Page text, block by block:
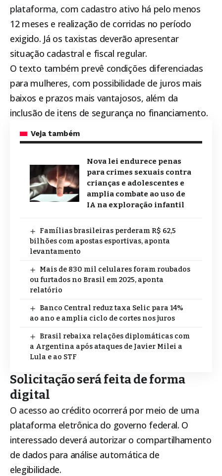
plataforma, com cadastro ativo há pelo menos
12 meses e realização de corridas no período
exigido. Já os taxistas deverão apresentar
situação cadastral e fiscal regular.
O texto também prevê condições diferenciadas
para mulheres, com possibilidade de juros mais
baixos e prazos mais vantajosos, além da
inclusão de itens de segurança no financiamento.
Veja também
Nova lei endurece penas
para crimes sexuais contra
crianças e adolescentes e
amplia combate ao uso de
IA na exploração infantil
Famílias brasileiras perderam R$ 62,5
bilhões com apostas esportivas, aponta
levantamento
Mais de 830 mil celulares foram roubados
ou furtados no Brasil em 2025, aponta
relatório
Banco Central reduz taxa Selic para 14%
ao ano e amplia ciclo de cortes nos juros
Brasil rebaixa relações diplomáticas com
a Argentina após ataques de Javier Milei a
Lula e ao STF
Solicitação será feita de forma
digital
O acesso ao crédito ocorrerá por meio de uma
plataforma eletrônica do governo federal. O
interessado deverá autorizar o compartilhamento
de dados para análise automática de
elegibilidade.